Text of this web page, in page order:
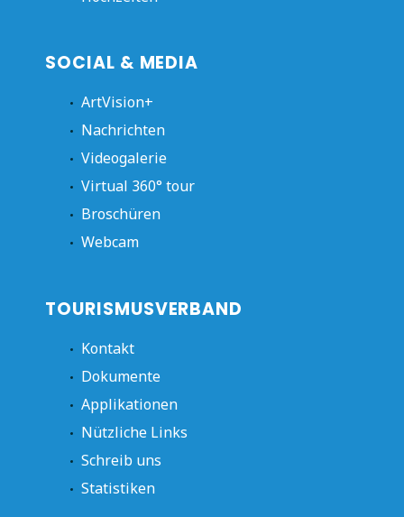
SOCIAL & MEDIA
ArtVision+
Nachrichten
Videogalerie
Virtual 360° tour
Broschüren
Webcam
TOURISMUSVERBAND
Kontakt
Dokumente
Applikationen
Nützliche Links
Schreib uns
Statistiken